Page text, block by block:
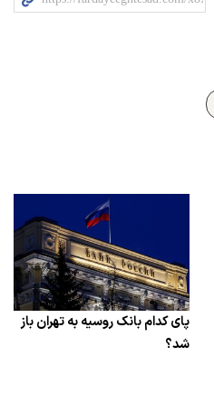
پای کدام بانک روسیه به تهران باز
شد؟